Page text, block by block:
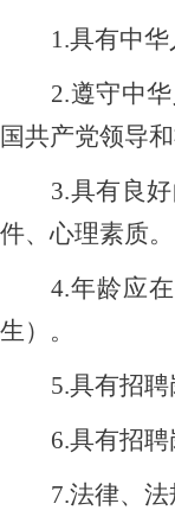
1.具有中华
2.遵守中
国共产党领导
3.具有良
件、心理素质。
4.年龄应
生） 。
5.具有招聘
6.具有招聘
7.法律、法